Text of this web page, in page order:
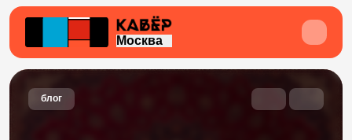
Москва
блог